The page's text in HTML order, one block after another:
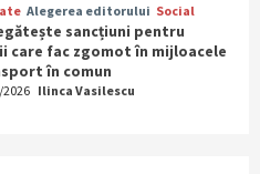
Alegerea editorului Social
sancțiuni pentru
care fac zgomot în mijloacele
în comun
Ilinca Vasilescu